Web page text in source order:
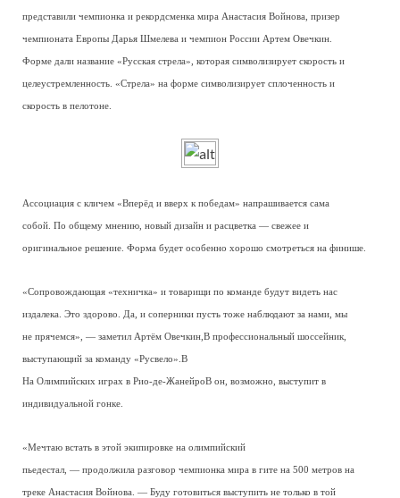
представили чемпионка и рекордсменка мира Анастасия Войнова, призер
чемпионата Европы Дарья Шмелева и чемпион России Артем Овечкин.
Форме дали название «Русская стрела», которая символизирует скорость и
целеустремленность. «Стрела» на форме символизирует сплоченность и
скорость в пелотоне.
Ассоциация с кличем «Вперёд и вверх к победам» напрашивается сама
собой. По общему мнению, новый дизайн и расцветка — свежее и
оригинальное решение. Форма будет особенно хорошо смотреться на финише.
«Сопровождающая «техничка» и товарищи по команде будут видеть нас
издалека. Это здорово. Да, и соперники пусть тоже наблюдают за нами, мы
не прячемся», — заметил Артём Овечкин,В профессиональный шоссейник,
выступающий за команду «Русвело».В
На Олимпийских играх в Рио-де-ЖанейроВ он, возможно, выступит в
индивидуальной гонке.
«Мечтаю встать в этой экипировке на олимпийский
пьедестал, — продолжила разговор чемпионка мира в гите на 500 метров на
треке Анастасия Войнова. — Буду готовиться выступить не только в той